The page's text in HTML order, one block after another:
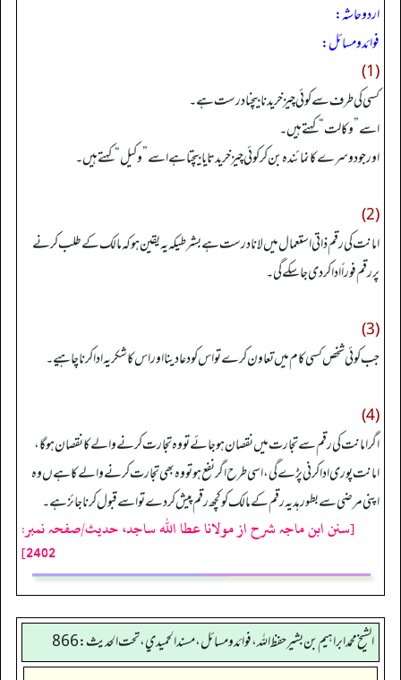
اردو حاشہ:
فوائد و مسائل:
(1)
کسی کی طرف سےکوئی چیز خریدنا بیچنا درست ہے۔
اسے”وکالت“کہتےہیں۔
اورجو دوسرے کا نمائندہ بن کر کوئی چیز خریدتا یا بیچتا ہے اسے”وکیل“کہتےہیں۔
(2)
امانت کی رقم ذاتی استعمال میں لانا درست ہے بشرطیکہ یہ یقین ہوکہ مالک کےطلب کرنے
پررقم فوراً ادا کر دی جا سکے گی۔
(3)
جب کوئی شخص کسی کام میں تعاون کرے تواس کو دعا دینا اوراس کا شکریہ ادا کرنا چاہیے۔
(4)
اگر امانت کی رقم سےتجارت میں نقصان ہوجائے تووہ تجارت کرنے والے کا نقصان ہو گا،
امانت پوری ادا کرنی پڑے گی، اسی طرح اگر نفع ہوتووہ بھی تجارت کرنے والے کا ہےں وہ
اپنی مرضی سے بطور ہدیہ رقم کےمالک کوکچھ رقم پیش کردے تو اسےقبول کرنا جائز ہے۔
[سنن ابن ماجہ شرح از مولانا عطا الله ساجد، حدیث/صفحہ نمبر:
2402]
الشيخ محمد ابراهيم بن بشير حفظ الله، فوائد و مسائل، مسند الحميدي، تحت الحديث:866